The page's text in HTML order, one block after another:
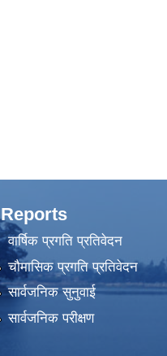
Reports
वार्षिक प्रगति प्रतिवेदन
चौमासिक प्रगति प्रतिवेदन
सार्वजनिक सुनुवाई
सार्वजनिक परीक्षण